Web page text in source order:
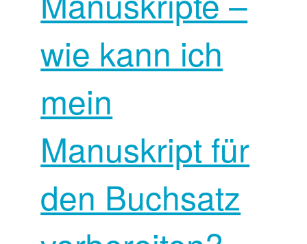
wie kann ich
mein
Manuskript für
den Buchsatz